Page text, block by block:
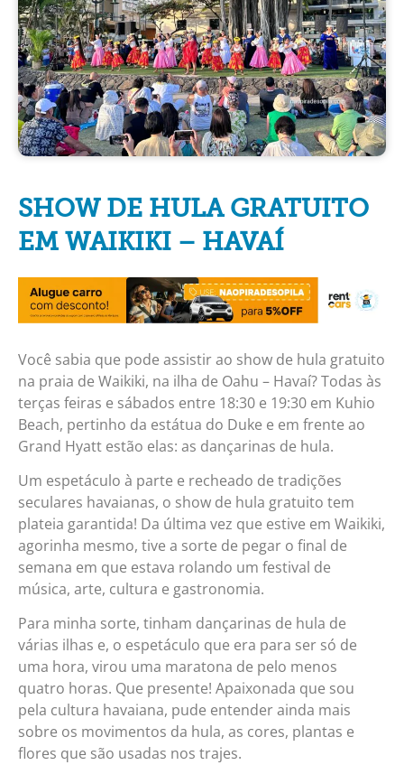
SHOW DE HULA GRATUITO
EM WAIKIKI – HAVAÍ
Você sabia que pode assistir ao show de hula gratuito
na praia de Waikiki, na ilha de Oahu – Havaí? Todas às
terças feiras e sábados entre 18:30 e 19:30 em Kuhio
Beach, pertinho da estátua do Duke e em frente ao
Grand Hyatt estão elas: as dançarinas de hula.
Um espetáculo à parte e recheado de tradições
seculares havaianas, o show de hula gratuito tem
plateia garantida! Da última vez que estive em Waikiki,
agorinha mesmo, tive a sorte de pegar o final de
semana em que estava rolando um festival de
música, arte, cultura e gastronomia.
Para minha sorte, tinham dançarinas de hula de
várias ilhas e, o espetáculo que era para ser só de
uma hora, virou uma maratona de pelo menos
quatro horas. Que presente! Apaixonada que sou
pela cultura havaiana, pude entender ainda mais
sobre os movimentos da hula, as cores, plantas e
flores que são usadas nos trajes.